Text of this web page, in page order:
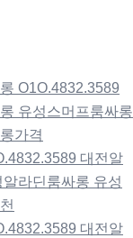
O1O.4832.3589
유성스머프룸싸롱
가격
대전알
라딘룸싸롱 유성
대전알